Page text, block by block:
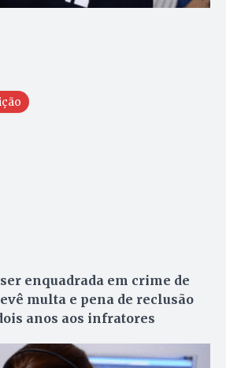
enquadrada em crime de
multa e pena de reclusão
anos aos infratores